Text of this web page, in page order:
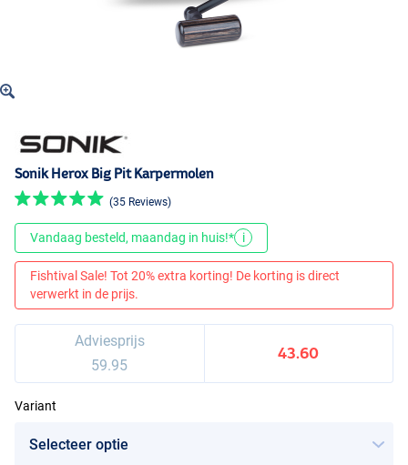
Sonik Herox Big Pit Karpermolen
(35 Reviews)
Vandaag besteld, maandag in huis!* i
Fishtival Sale! Tot 20% extra korting! De korting is direct
verwerkt in de prijs.
Adviesprijs
59.95
43.60
Variant